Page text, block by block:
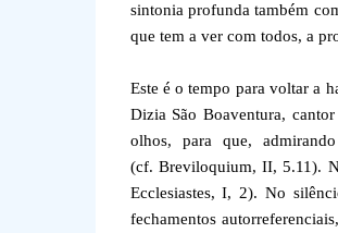
sintonia profunda também
que tem a ver com todos, a
Este é o tempo para voltar a
Dizia São Boaventura,
olhos, para que,
(cf. Breviloquium, II, 5.11).
Ecclesiastes, I, 2). No
fechamentos